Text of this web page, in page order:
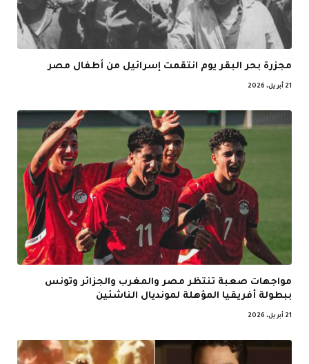
مجزرة بحر البقر يوم انتقمت إسرائيل من أطفال مصر
21 أبريل، 2026
مواجهات صعبة تنتظر مصر والمغرب والجزائر وتونس
ببطولة أفريقيا المؤهلة لمونديال الناشئين
21 أبريل، 2026